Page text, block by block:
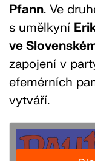
Pfann. Ve
s umělkyní
ve
zapojení v
efemérních
vytváří.